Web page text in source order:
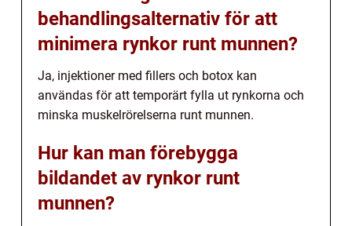
behandlingsalternativ för att
minimera rynkor runt munnen?
Ja, injektioner med fillers och botox kan
användas för att temporärt fylla ut rynkorna och
minska muskelrörelserna runt munnen.
Hur kan man förebygga
bildandet av rynkor runt
munnen?